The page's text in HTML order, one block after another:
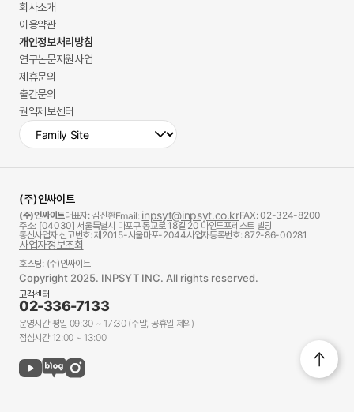
회사소개
이용약관
개인정보처리방침
연구논문지원사업
제휴문의
출간문의
권익제보센터
(주)인싸이트
(주)인싸이트대표자: 김진환Email: inpsyt@inpsyt.co.krFAX: 02-324-8200
주소: [04030] 서울특별시 마포구 동교로 18길 20 마인드포레스트 빌딩
통신사업자 신고번호: 제2015-서울마포-2044사업자등록번호: 872-86-00281
사업자정보조회
호스팅: (주)인싸이트
Copyright 2025. INPSYT INC. All rights reserved.
고객센터
02-336-7133
운영시간 평일 09:30 ~ 17:30 (주말, 공휴일 제외)
점심시간 12:00 ~ 13:00